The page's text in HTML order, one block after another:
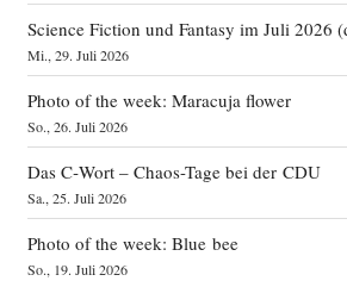
Science Fiction und Fantasy im Juli 2026
Mi., 29. Juli 2026
Photo of the week: Maracuja flower
So., 26. Juli 2026
Das C‑Wort – Chaos-Tage bei der CDU
Sa., 25. Juli 2026
Photo of the week: Blue bee
So., 19. Juli 2026